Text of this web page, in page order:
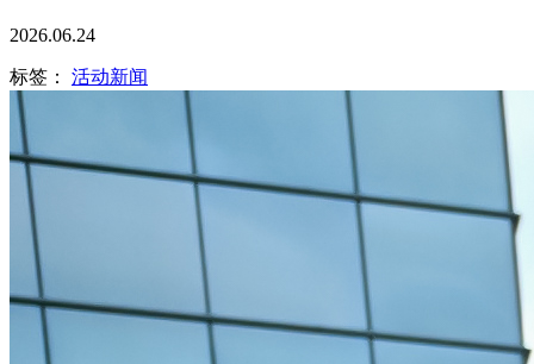
2026.06.24
标签： 活动新闻